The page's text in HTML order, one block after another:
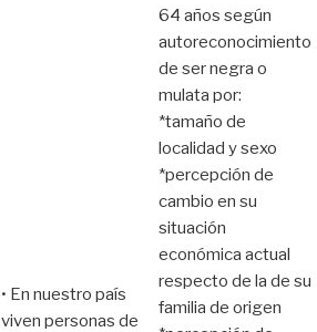
• En nuestro país
viven personas de
64 años según
autoreconocimiento
de ser negra o
mulata por:
*tamaño de
localidad y sexo
*percepción de
cambio en su
situación
económica actual
respecto de la de su
familia de origen